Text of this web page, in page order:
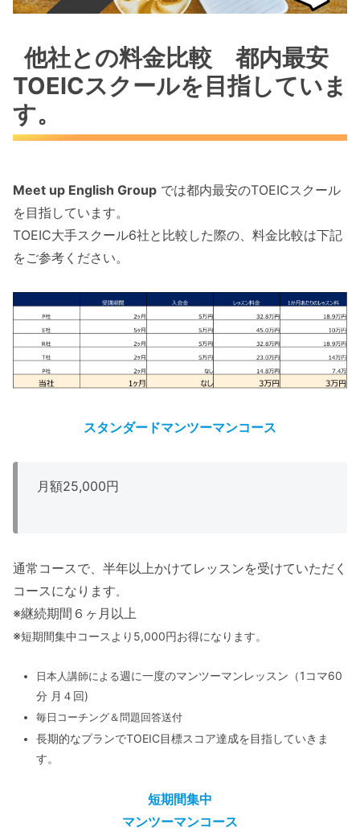
他社との料金比較 都内最安
TOEICスクールを目指していま
す。
Meet up English Group では都内最安のTOEICスクール
を目指しています。
TOEIC大手スクール6社と比較した際の、料金比較は下記
をご参考ください。
スタンダードマンツーマンコース
月額25,000円
通常コースで、半年以上かけてレッスンを受けていただく
コースになります。
※継続期間６ヶ月以上
※短期間集中コースより5,000円お得になります。
日本人講師による週に一度のマンツーマンレッスン（1コマ60
分 月４回)
毎日コーチング＆問題回答送付
長期的なプランでTOEIC目標スコア達成を目指していきま
す。
短期間集中
マンツーマンコース